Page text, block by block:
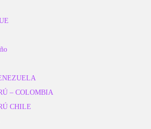
– COLOMBIA
CHILE